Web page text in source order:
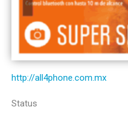
http://all4phone.com.mx
Status